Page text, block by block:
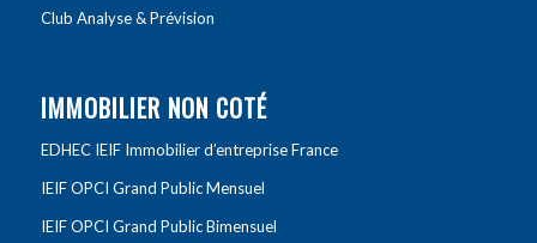
Club Analyse & Prévision
IMMOBILIER NON COTÉ
EDHEC IEIF Immobilier d’entreprise France
IEIF OPCI Grand Public Mensuel
IEIF OPCI Grand Public Bimensuel